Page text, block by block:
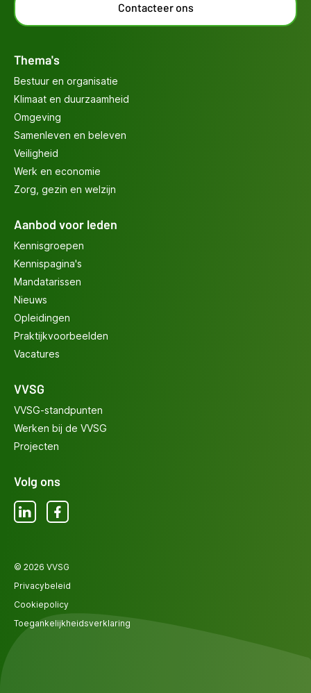
Contacteer ons
Thema's
Bestuur en organisatie
Klimaat en duurzaamheid
Omgeving
Samenleven en beleven
Veiligheid
Werk en economie
Zorg, gezin en welzijn
Aanbod voor leden
Kennisgroepen
Kennispagina's
Mandatarissen
Nieuws
Opleidingen
Praktijkvoorbeelden
Vacatures
VVSG
VVSG-standpunten
Werken bij de VVSG
Projecten
Volg ons
LinkedInFacebook
© 2026 VVSG
Privacybeleid
Cookiepolicy
Toegankelijkheidsverklaring